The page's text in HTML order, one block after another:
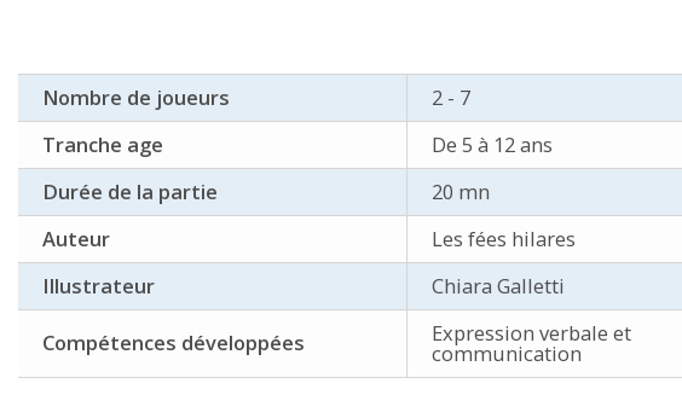
Nombre de joueurs
2 - 7
Tranche age
De 5 à 12 ans
Durée de la partie
20 mn
Auteur
Les fées hilares
Illustrateur
Chiara Galletti
Compétences développées Expression verbale et
communication